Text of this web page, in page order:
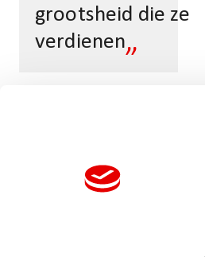
grootsheid die ze
verdienen„